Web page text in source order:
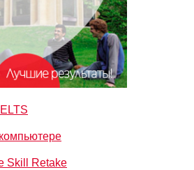
Skill Retake